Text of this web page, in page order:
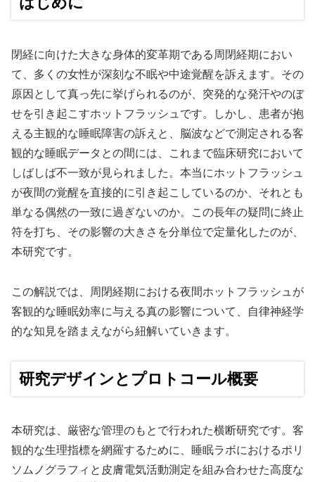
閉経に向けた大きな身体的変革期である周閉経期におい
て、多くの女性が深刻な不眠や中途覚醒を訴えます。その
原因として真っ先に挙げられるのが、突発的な発汗やのぼ
せを引き起こすホットフラッシュです。しかし、患者が抱
える主観的な睡眠障害の訴えと、脳波などで測定される客
観的な睡眠データとの間には、これまで臨床研究において
しばしば不一致が見られました。本当にホットフラッシュ
が夜間の覚醒を直接的に引き起こしているのか、それとも
単なる偶然の一致に過ぎないのか。この長年の疑問に終止
符を打ち、その影響の大きさを分単位で定量化したのが、
本研究です。
この解説では、周閉経期における夜間ホットフラッシュが
客観的な睡眠効率に与える真の影響について、自律神経学
的な知見を踏まえながら紐解いていきます。
研究デザインとプロトコール概要
本研究は、厳密な管理のもとで行われた横断研究です。客
観的な生理指標を網羅するために、睡眠ラボにおけるポリ
ソムノグラフィと皮膚電気活動測定を組み合わせた高度な